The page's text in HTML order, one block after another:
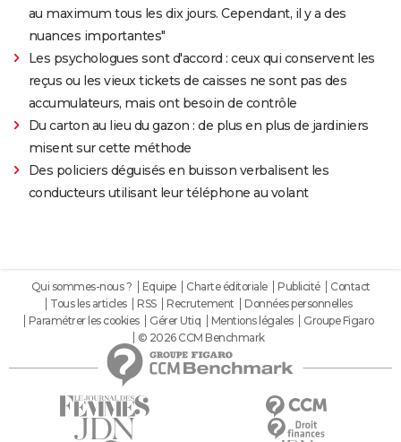
au maximum tous les dix jours. Cependant, il y a des
nuances importantes"
Les psychologues sont d'accord : ceux qui conservent les
reçus ou les vieux tickets de caisses ne sont pas des
accumulateurs, mais ont besoin de contrôle
Du carton au lieu du gazon : de plus en plus de jardiniers
misent sur cette méthode
Des policiers déguisés en buisson verbalisent les
conducteurs utilisant leur téléphone au volant
Qui sommes-nous ? Equipe Charte éditoriale Publicité
Contact
Tous les articles
RSS Recrutement
Données personnelles
Paramétrer les cookies
Gérer Utiq Mentions légales
Groupe Figaro
© 2026 CCM Benchmark